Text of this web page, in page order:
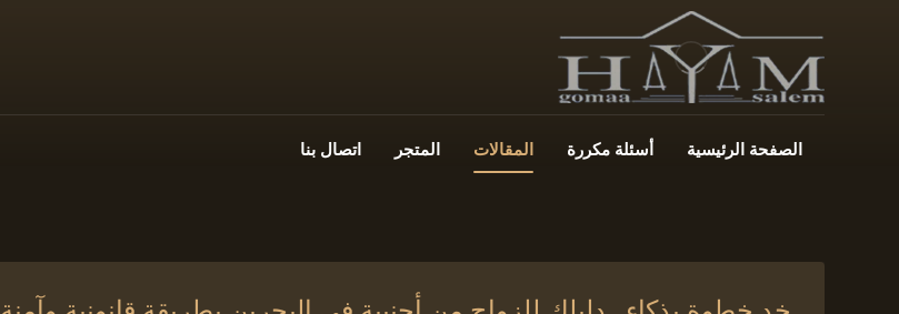
الصفحة الرئيسية أسئلة مكررة المقالات المتجر اتصال بنا